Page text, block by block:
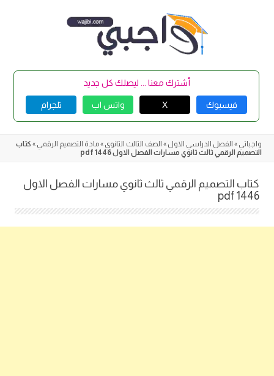
أشترك معنا ... ليصلك كل جديد
فيسبوك X واتس اب تلجرام
واجباتي » الفصل الدراسي الاول » الصف الثالث الثانوي »مادة التصميم الرقمي » كتاب
التصميم الرقمي ثالث ثانوي مسارات الفصل الاول 1446 pdf
كتاب التصميم الرقمي ثالث ثانوي مسارات الفصل الاول
1446 pdf